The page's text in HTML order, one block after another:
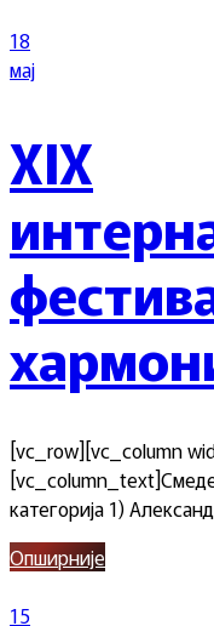
18
мај
XIX
[vc_row][vc_column
категорија 1)
Опширније
15